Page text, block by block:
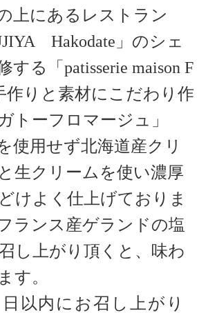
上にあるレストラン
Hakodate」のシェ
する「patisserie maison F
作りと素材にこだわり作
トーフロマージュ」
使用せず北海道産クリ
生クリームを使い濃厚
けよく仕上げておりま
ランス産ゲランドの塩
し上がり頂くと、味わ
す。
以内にお召し上がり